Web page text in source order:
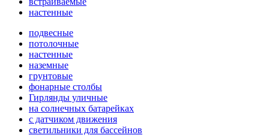
настенные
подвесные
потолочные
настенные
наземные
грунтовые
фонарные столбы
Гирлянды уличные
на солнечных батарейках
с датчиком движения
светильники для бассейнов